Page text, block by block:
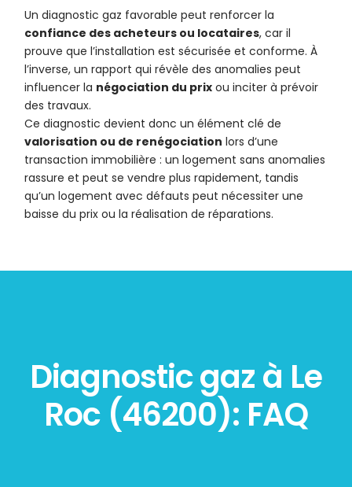
Un diagnostic gaz favorable peut renforcer la
confiance des acheteurs ou locataires, car il
prouve que l’installation est sécurisée et conforme. À
l’inverse, un rapport qui révèle des anomalies peut
influencer la négociation du prix ou inciter à prévoir
des travaux.
Ce diagnostic devient donc un élément clé de
valorisation ou de renégociation lors d’une
transaction immobilière : un logement sans anomalies
rassure et peut se vendre plus rapidement, tandis
qu’un logement avec défauts peut nécessiter une
baisse du prix ou la réalisation de réparations.
Diagnostic gaz à Le
Roc (46200): FAQ